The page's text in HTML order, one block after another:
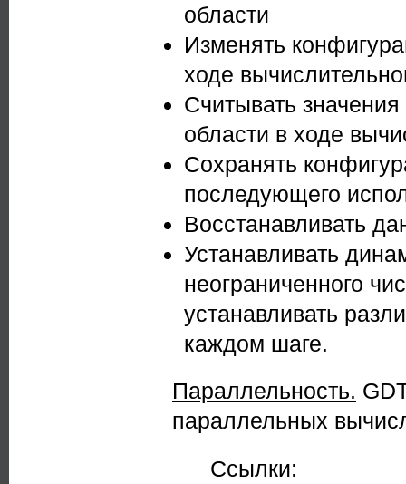
области
Изменять
ходе
Считывать
области в ходе
Сохранять
последующего
Восстанавливать
Устанавливать
неограниченного
устанавливать
каждом шаге.
Параллельность.
параллельных
Ссылки: